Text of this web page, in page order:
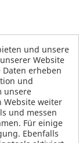
und unsere
Website
Daten erheben
und
unsere
Website weiter
und messen
Für einige
Ebenfalls